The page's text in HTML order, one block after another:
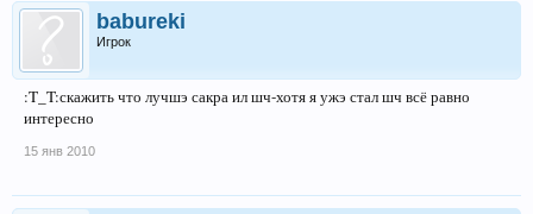
babureki
Игрок
:T_T:скажить что лучшэ сакра ил шч-хотя я ужэ стал шч всё равно
интересно
15 янв 2010